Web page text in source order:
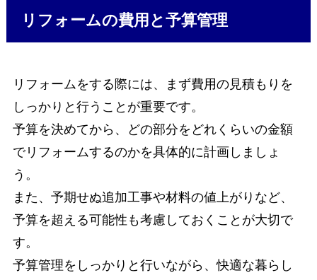
リフォームの費用と予算管理
リフォームをする際には、まず費用の見積もりを
しっかりと行うことが重要です。
予算を決めてから、どの部分をどれくらいの金額
でリフォームするのかを具体的に計画しましょ
う。
また、予期せぬ追加工事や材料の値上がりなど、
予算を超える可能性も考慮しておくことが大切で
す。
予算管理をしっかりと行いながら、快適な暮らし